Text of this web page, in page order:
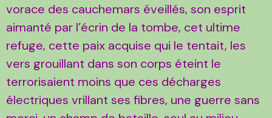
vorace des cauchemars éveillés, son esprit
aimanté par l’écrin de la tombe, cet ultime
refuge, cette paix acquise qui le tentait, les
vers grouillant dans son corps éteint le
terrorisaient moins que ces décharges
électriques vrillant ses fibres, une guerre sans